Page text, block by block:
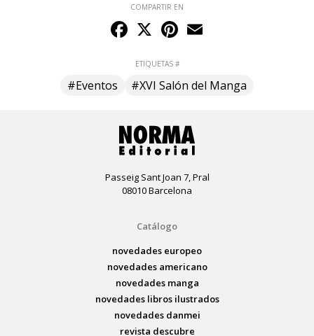
COMPARTIR EN
Facebook
X Pinterest
ETIQUETAS #
#Eventos #XVI Salón del Manga
Passeig Sant Joan 7, Pral
08010 Barcelona
Catálogo
novedades europeo
novedades americano
novedades manga
novedades libros ilustrados
novedades danmei
revista descubre